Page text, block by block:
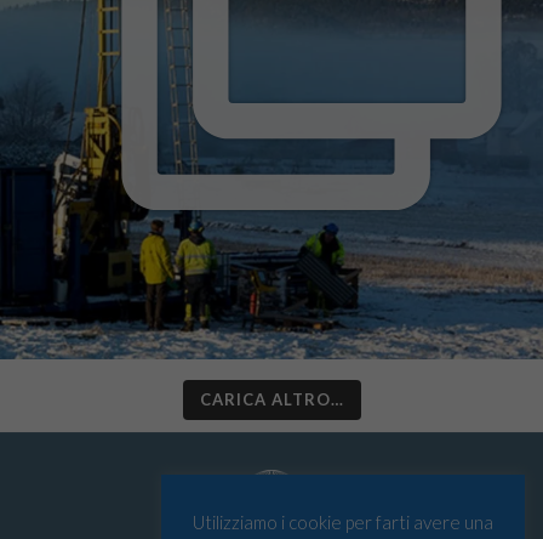
CARICA ALTRO…
Utilizziamo i cookie per farti avere una